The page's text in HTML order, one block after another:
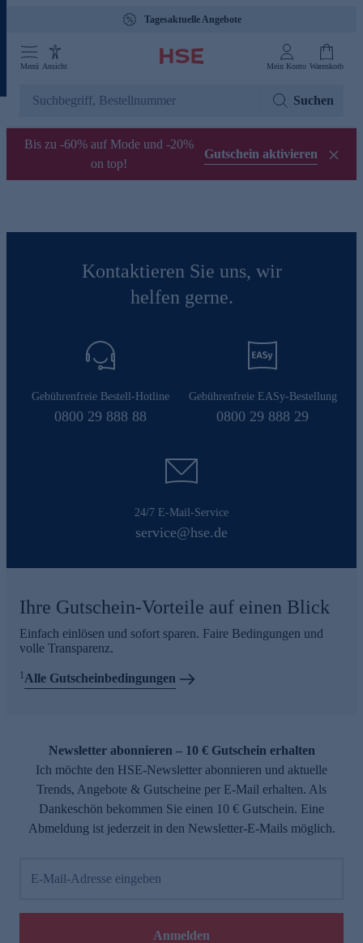
Tagesaktuelle Angebote
Menü Ansicht Mein Konto Warenkorb
Suchen
Bis zu -60% auf Mode und -20%
on top!
Gutschein aktivieren
Kontaktieren Sie uns, wir
helfen gerne.
Gebührenfreie Bestell-Hotline
0800 29 888 88
Gebührenfreie EASy-Bestellung
0800 29 888 29
24/7 E-Mail-Service
service@hse.de
Ihre Gutschein-Vorteile auf einen Blick
Einfach einlösen und sofort sparen. Faire Bedingungen und
volle Transparenz.
1Alle Gutscheinbedingungen
Newsletter abonnieren – 10 € Gutschein erhalten
Ich möchte den HSE-Newsletter abonnieren und aktuelle
Trends, Angebote & Gutscheine per E-Mail erhalten. Als
Dankeschön bekommen Sie einen 10 € Gutschein. Eine
Abmeldung ist jederzeit in den Newsletter-E-Mails möglich.
E-Mail-Adresse eingeben
Anmelden